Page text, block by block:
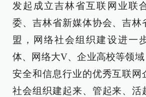
发起成立吉林省互联网业联
委、吉林省新媒体协会、吉林
盟，网络社会组织建设进一
体、网络大V、企业高校等领
安全和信息行业的优秀互联网
社会组织建起来、管起来、活